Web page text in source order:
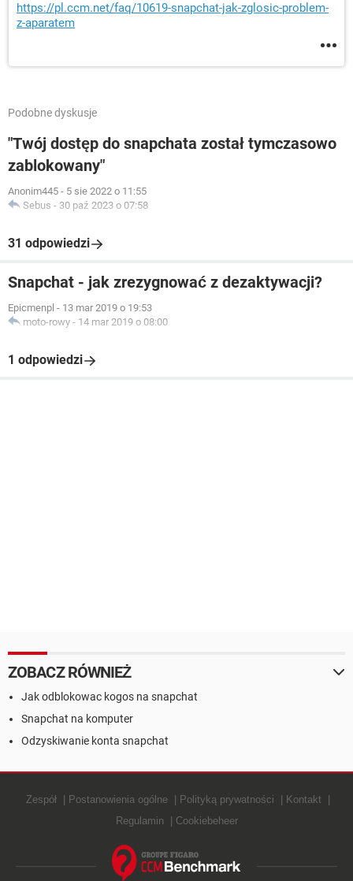
https://pl.ccm.net/faq/10619-snapchat-jak-zglosic-problem-
z-aparatem
Podobne dyskusje
"Twój dostęp do snapchata został tymczasowo
zablokowany"
Anonim445 - 5 sie 2022 o 11:55
Sebus - 30 paź 2023 o 07:58
31 odpowiedzi
Snapchat - jak zrezygnować z dezaktywacji?
Epicmenpl - 13 mar 2019 o 19:53
moto-rowy - 14 mar 2019 o 08:00
1 odpowiedzi
ZOBACZ RÓWNIEŻ
Jak odblokowac kogos na snapchat
Snapchat na komputer
Odzyskiwanie konta snapchat
Zespół Postanowienia ogólne Polityką prywatności
Kontakt
Regulamin
Cookiebeheer